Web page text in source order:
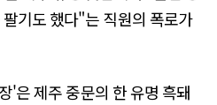
기도 했다"는 직원의 폭로가
'은 제주 중문의 한 유명 흑돼